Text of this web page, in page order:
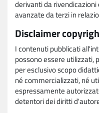
derivanti da
avanzate da terzi in
Disclaimer
I contenuti pubblicati
possono essere utilizzati,
per esclusivo scopo
né commercializzati, né
espressamente
detentori dei diritti